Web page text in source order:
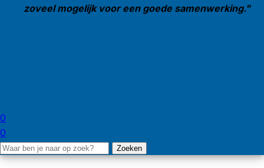
zoveel mogelijk voor een goede samenwerking."
0
0
Zoeken